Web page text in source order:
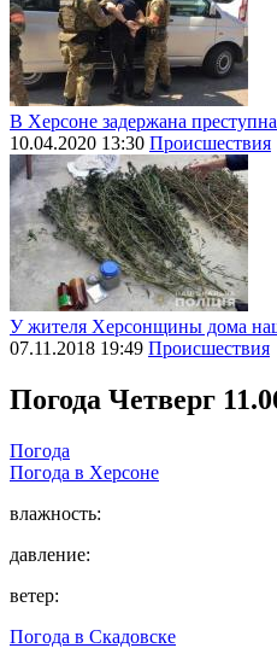
В Херсоне задержана
10.04.2020 13:30 Происшествия
У жителя Херсонщины дома
07.11.2018 19:49 Происшествия
Погода Четверг
Погода
Погода в Херсоне
влажность:
давление:
ветер:
Погода в Скадовске